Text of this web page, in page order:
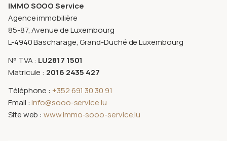
IMMO SOOO Service
Agence immobilière
85-87, Avenue de Luxembourg
L-4940 Bascharage, Grand-Duché de Luxembourg
N° TVA : LU2817 1501
Matricule : 2016 2435 427
Téléphone : +352 691 30 30 91
Email :info@sooo-service.lu
Site web :www.immo-sooo-service.lu